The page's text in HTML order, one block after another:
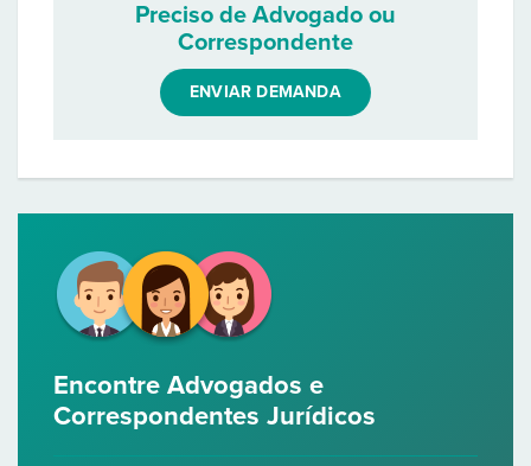
Preciso de Advogado ou
Correspondente
ENVIAR DEMANDA
Encontre Advogados e
Correspondentes Jurídicos